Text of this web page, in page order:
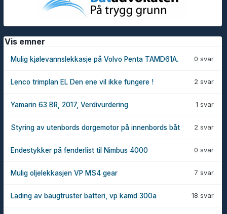
Vis emner
0 svar
Mulig kjølevannslekkasje på Volvo Penta TAMD61A.
2 svar
Lenco trimplan EL Den ene vil ikke fungere !
1 svar
Yamarin 63 BR, 2017, Verdivurdering
2 svar
Styring av utenbords dorgemotor på innenbords båt
0 svar
Endestykker på fenderlist til Nimbus 4000
7 svar
Mulig oljelekkasjen VP MS4 gear
18 svar
Lading av baugtruster batteri, vp kamd 300a